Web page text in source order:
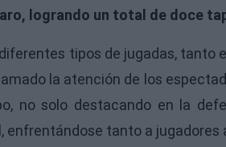
logrando un total de doce
tipos de jugadas, tanto
la atención de los
no solo destacando en la
enfrentándose tanto a jugadores